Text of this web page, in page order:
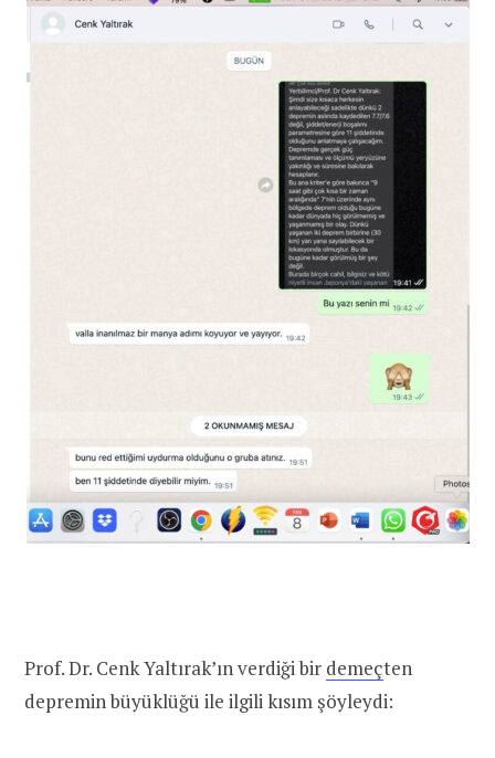
Prof. Dr. Cenk Yaltırak’ın verdiği bir demeçten
depremin büyüklüğü ile ilgili kısım şöyleydi: